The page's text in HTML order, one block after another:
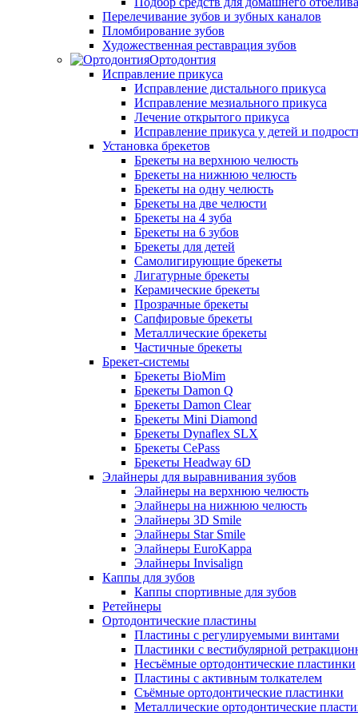
Перелечивание зубов и зубных каналов
Пломбирование зубов
Художественная реставрация зубов
Ортодонтия
Исправление прикуса
Исправление дистального прикуса
Исправление мезиального прикуса
Лечение открытого прикуса
Исправление прикуса у детей и
Установка брекетов
Брекеты на верхнюю челюсть
Брекеты на нижнюю челюсть
Брекеты на одну челюсть
Брекеты на две челюсти
Брекеты на 4 зуба
Брекеты на 6 зубов
Брекеты для детей
Самолигирующие брекеты
Лигатурные брекеты
Керамические брекеты
Прозрачные брекеты
Сапфировые брекеты
Металлические брекеты
Частичные брекеты
Брекет-системы
Брекеты BioMim
Брекеты Damon Q
Брекеты Damon Clear
Брекеты Mini Diamond
Брекеты Dynaflex SLX
Брекеты CePass
Брекеты Headway 6D
Элайнеры для выравнивания зубов
Элайнеры на верхнюю челюсть
Элайнеры на нижнюю челюсть
Элайнеры 3D Smile
Элайнеры Star Smile
Элайнеры EuroKappa
Элайнеры Invisalign
Каппы для зубов
Каппы спортивные для зубов
Ретейнеры
Ортодонтические пластины
Пластины с регулируемыми винтами
Пластинки с вестибулярной
Несъёмные ортодонтические пластинки
Пластины с активным толкателем
Съёмные ортодонтические пластинки
Металлические ортодонтические